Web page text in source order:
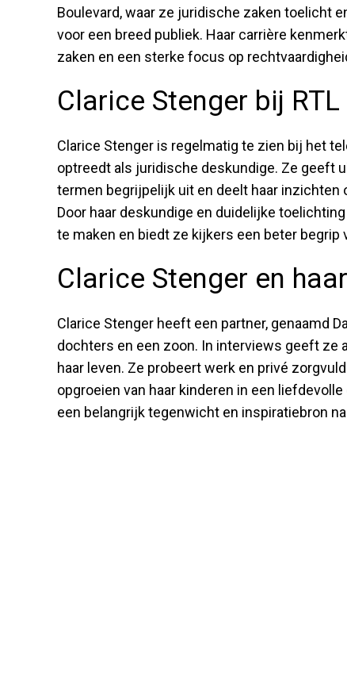
Boulevard, waar ze juridische zaken toelicht
voor een breed publiek. Haar carrière
zaken en een sterke focus op
Clarice Stenger bij
Clarice Stenger is regelmatig te zien bij het
optreedt als juridische deskundige. Ze geeft
termen begrijpelijk uit en deelt haar inzichten
Door haar deskundige en duidelijke
te maken en biedt ze kijkers een beter begrip
Clarice Stenger en
Clarice Stenger heeft een partner, genaamd
dochters en een zoon. In interviews geeft ze
haar leven. Ze probeert werk en privé
opgroeien van haar kinderen in een
een belangrijk tegenwicht en inspiratiebron